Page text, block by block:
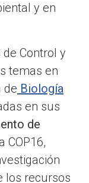
y en
Control y
temas en
de Biología
en sus
de
COP16,
los recursos